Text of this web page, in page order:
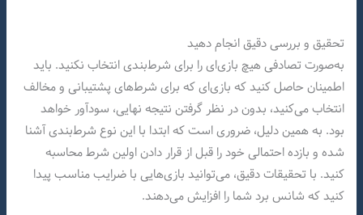
تحقیق و بررسی دقیق انجام دهید
به‌صورت تصادفی هیچ بازی‌ای را برای شرط‌بندی انتخاب نکنید. باید
اطمینان حاصل کنید که بازی‌ای که برای شرط‌های پشتیبانی و مخالف
انتخاب می‌کنید، بدون در نظر گرفتن نتیجه نهایی، سودآور خواهد
بود. به همین دلیل، ضروری است که ابتدا با این نوع شرط‌بندی آشنا
شده و بازده احتمالی خود را قبل از قرار دادن اولین شرط محاسبه
کنید. با تحقیقات دقیق، می‌توانید بازی‌هایی با ضرایب مناسب پیدا
کنید که شانس برد شما را افزایش می‌دهند.